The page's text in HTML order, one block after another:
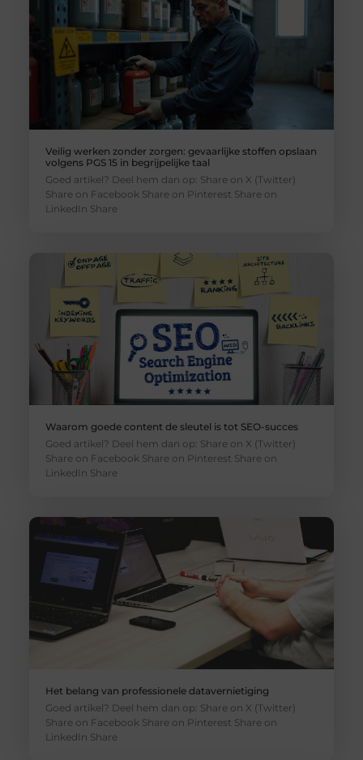
Veilig werken zonder zorgen: gevaarlijke stoffen opslaan
volgens PGS 15 in begrijpelijke taal
Goed artikel? Deel hem dan op: Share on X (Twitter)
Share on Facebook Share on Pinterest Share on
LinkedIn Share
Waarom goede content de sleutel is tot SEO-succes
Goed artikel? Deel hem dan op: Share on X (Twitter)
Share on Facebook Share on Pinterest Share on
LinkedIn Share
Het belang van professionele datavernietiging
Goed artikel? Deel hem dan op: Share on X (Twitter)
Share on Facebook Share on Pinterest Share on
LinkedIn Share